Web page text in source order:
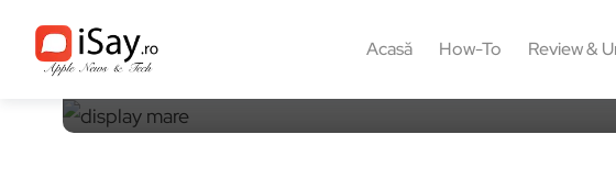
Acasă How-To Review &